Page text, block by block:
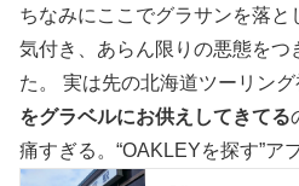
ちなみにここでグラサンを落と
気付き、あらん限りの悪態をつ
た。 実は先の北海道ツーリング
をグラベルにお供えしてきてる
痛すぎる。“OAKLEYを探す”ア